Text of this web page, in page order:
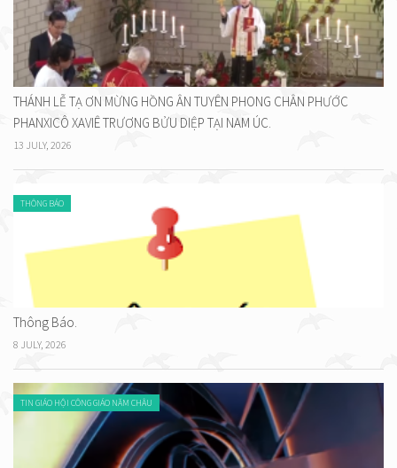
THÁNH LỄ TẠ ƠN MỪNG HỒNG ÂN TUYÊN PHONG CHÂN PHƯỚC
PHANXICÔ XAVIÊ TRƯƠNG BỬU DIỆP TẠI NAM ÚC.
13 JULY, 2026
THÔNG BÁO
Thông Báo.
8 JULY, 2026
TIN GIÁO HỘI CÔNG GIÁO NĂM CHÂU